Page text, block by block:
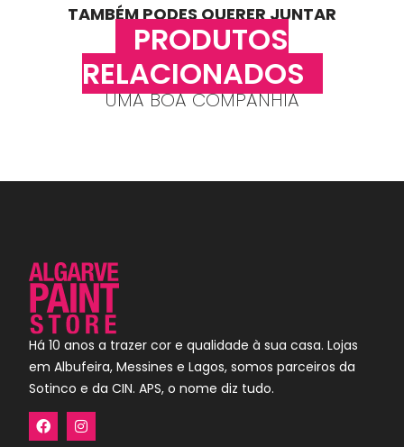
TAMBÉM PODES QUERER JUNTAR
PRODUTOS
RELACIONADOS
UMA BOA COMPANHIA
Há 10 anos a trazer cor e qualidade à sua casa. Lojas
em Albufeira, Messines e Lagos, somos parceiros da
Sotinco e da CIN. APS, o nome diz tudo.